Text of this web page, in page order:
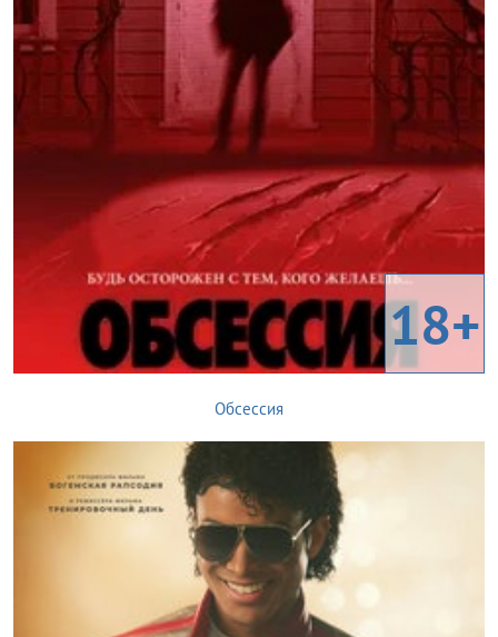
18+
Обсессия